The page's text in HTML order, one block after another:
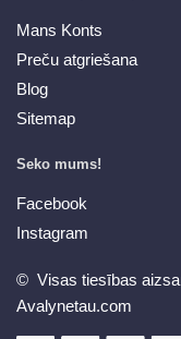
Mans Konts
Preču atgriešana
Blog
Sitemap
Seko mums!
Facebook
Instagram
© Visas tiesības
Avalynetau.com